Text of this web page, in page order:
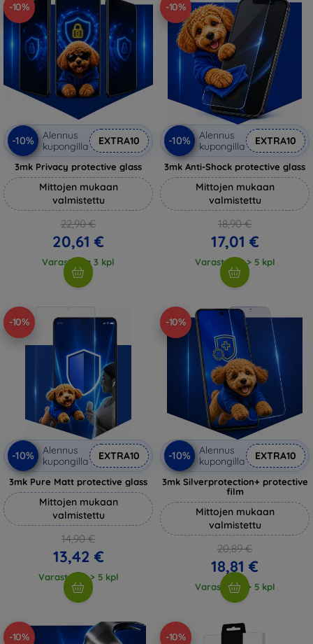
-10%
-10%
Alennus
kupongilla
EXTRA10
3mk Privacy protective glass
Mittojen mukaan
valmistettu
22,90 €
20,61 €
Varastossa 3 kpl
-10%
-10%
Alennus
kupongilla
EXTRA10
3mk Anti-Shock protective glass
Mittojen mukaan
valmistettu
18,90 €
17,01 €
Varastossa > 5 kpl
-10%
-10%
Alennus
kupongilla
EXTRA10
3mk Pure Matt protective glass
Mittojen mukaan
valmistettu
14,90 €
13,42 €
Varastossa > 5 kpl
-10%
-10%
Alennus
kupongilla
EXTRA10
3mk Silverprotection+ protective
film
Mittojen mukaan
valmistettu
20,89 €
18,81 €
Varastossa > 5 kpl
-10% -10%